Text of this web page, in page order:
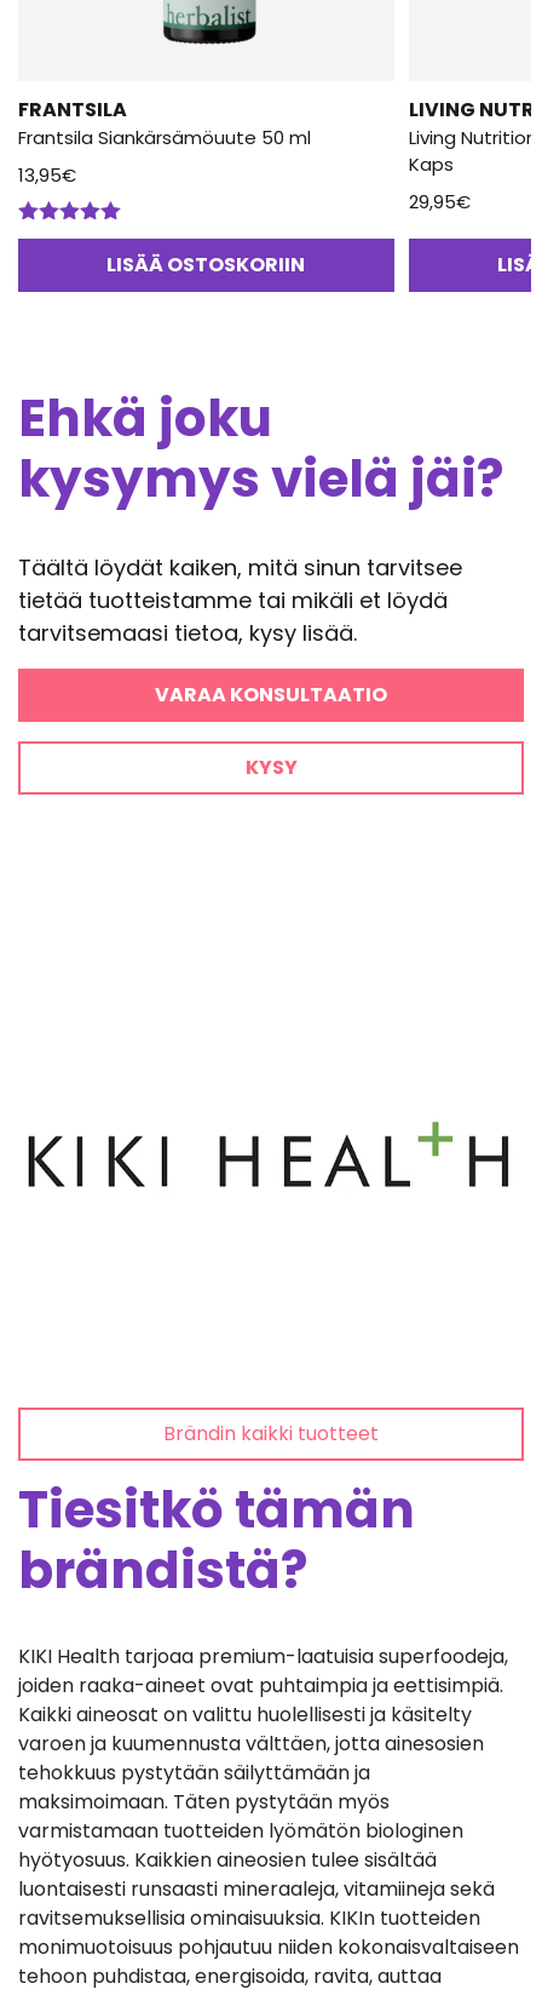
FRANTSILA
Frantsila Siankärsämöuute 50 ml
13,95€
Arvostelu
LISÄÄ OSTOSKORIIN
LIVING
Living
Kaps
29,95€
Ehkä joku
kysymys vielä jäi?
Täältä löydät kaiken, mitä sinun tarvitsee
tietää tuotteistamme tai mikäli et löydä
tarvitsemaasi tietoa, kysy lisää.
VARAA KONSULTAATIO
KYSY
Brändin kaikki tuotteet
Tiesitkö tämän
brändistä?
KIKI Health tarjoaa premium-laatuisia superfoodeja,
joiden raaka-aineet ovat puhtaimpia ja eettisimpiä.
Kaikki aineosat on valittu huolellisesti ja käsitelty
varoen ja kuumennusta välttäen, jotta ainesosien
tehokkuus pystytään säilyttämään ja
maksimoimaan. Täten pystytään myös
varmistamaan tuotteiden lyömätön biologinen
hyötyosuus. Kaikkien aineosien tulee sisältää
luontaisesti runsaasti mineraaleja, vitamiineja sekä
ravitsemuksellisia ominaisuuksia. KIKIn tuotteiden
monimuotoisuus pohjautuu niiden kokonaisvaltaiseen
tehoon puhdistaa, energisoida, ravita, auttaa